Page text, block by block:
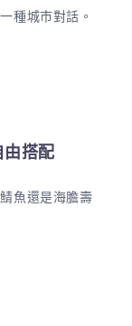
種城市對話。
搭配
魚還是海膽壽